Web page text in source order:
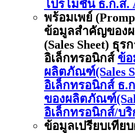
โปรโมชัน ธ.ก.ส.
พร้อมเพย์
ข้อมูลสำคัญของ
(Sales Sheet) ธุร
อิเล็กทรอนิกส์ ข้
ผลิตภัณฑ์(Sales
อิเล็กทรอนิกส์ ธ.
ของผลิตภัณฑ์
อิเล็กทรอนิกส์/บริ
ข้อมูลเปรียบเที